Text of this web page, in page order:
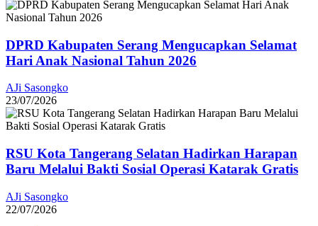
DPRD Kabupaten Serang Mengucapkan Selamat
Hari Anak Nasional Tahun 2026
AJi Sasongko
23/07/2026
RSU Kota Tangerang Selatan Hadirkan Harapan
Baru Melalui Bakti Sosial Operasi Katarak Gratis
AJi Sasongko
22/07/2026